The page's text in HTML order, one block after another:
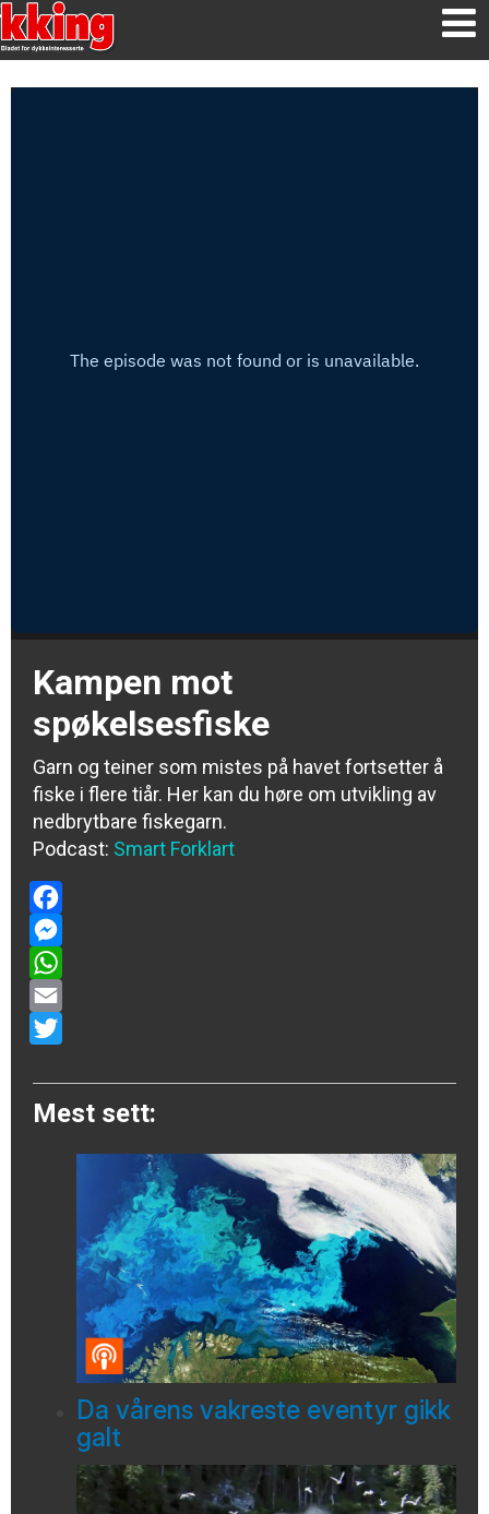
Kampen mot
spøkelsesfiske
Garn og teiner som mistes på havet fortsetter å
fiske i flere tiår. Her kan du høre om utvikling av
nedbrytbare fiskegarn.
Podcast: Smart Forklart
Facebook
Messenger
WhatsApp
Email
Mest sett:
Da vårens vakreste eventyr gikk
galt